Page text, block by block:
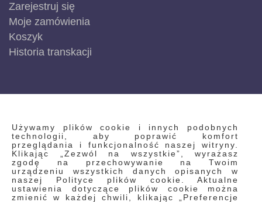
Używamy plików cookie i innych podobnych
technologii, aby poprawić komfort
przeglądania i funkcjonalność naszej witryny.
Klikając „Zezwól na wszystkie”, wyrażasz
zgodę na przechowywanie na Twoim
urządzeniu wszystkich danych opisanych w
naszej Polityce plików cookie. Aktualne
ustawienia dotyczące plików cookie można
zmienić w każdej chwili, klikając „Preferencje
Zarejestruj się
Moje zamówienia
Koszyk
Historia transkacji
INFORMACJE
Regulamin
Polityka prywatności i pliki cookie
Wyszukiwane frazy